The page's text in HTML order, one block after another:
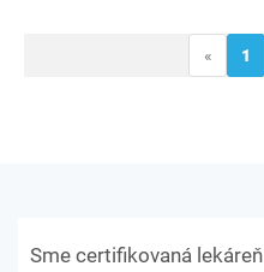
« 1
Sme certifikovaná lekáreň